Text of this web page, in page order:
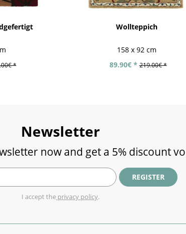
*
Wollteppich
158 x 92 cm
89.90€ * 219.00€ *
Newsletter
now and get a 5% discount
REGISTER
I accept the privacy policy.